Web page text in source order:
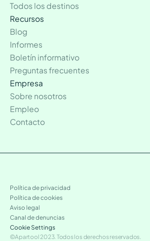
Todos los destinos
Recursos
Blog
Informes
Boletín informativo
Preguntas frecuentes
Empresa
Sobre nosotros
Empleo
Contacto
Política de privacidad
Política de cookies
Aviso legal
Canal de denuncias
Cookie Settings
©Apartool 2023. Todos los derechos reservados.